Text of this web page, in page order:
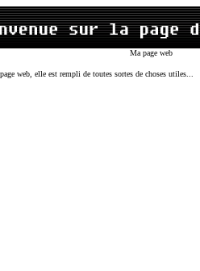
Ma page web
web, elle est rempli de toutes sortes de choses utiles...